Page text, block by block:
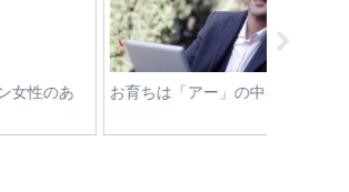
ル
ルネフルトレール サマープ